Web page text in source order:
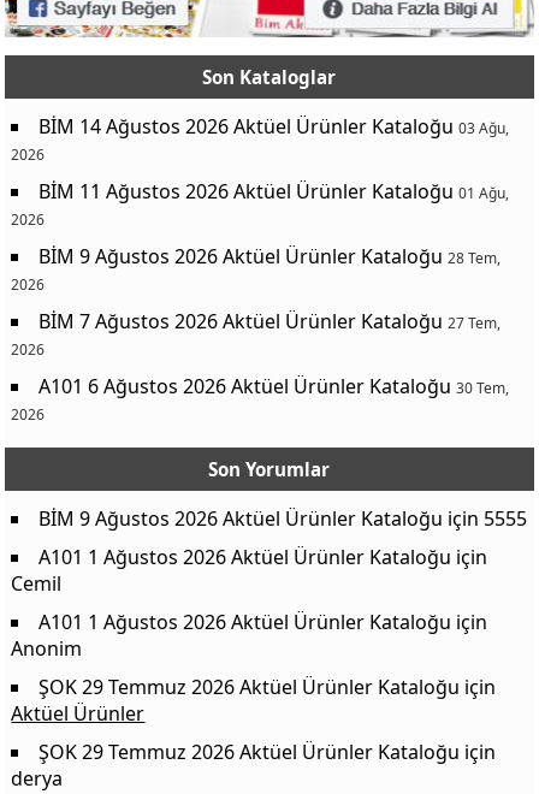
Son Kataloglar
BİM 14 Ağustos 2026 Aktüel Ürünler Kataloğu 03 Ağu,
2026
BİM 11 Ağustos 2026 Aktüel Ürünler Kataloğu 01 Ağu,
2026
BİM 9 Ağustos 2026 Aktüel Ürünler Kataloğu 28 Tem,
2026
BİM 7 Ağustos 2026 Aktüel Ürünler Kataloğu 27 Tem,
2026
A101 6 Ağustos 2026 Aktüel Ürünler Kataloğu 30 Tem,
2026
Son Yorumlar
BİM 9 Ağustos 2026 Aktüel Ürünler Kataloğu için 5555
A101 1 Ağustos 2026 Aktüel Ürünler Kataloğu için
Cemil
A101 1 Ağustos 2026 Aktüel Ürünler Kataloğu için
Anonim
ŞOK 29 Temmuz 2026 Aktüel Ürünler Kataloğu için
Aktüel Ürünler
ŞOK 29 Temmuz 2026 Aktüel Ürünler Kataloğu için
derya